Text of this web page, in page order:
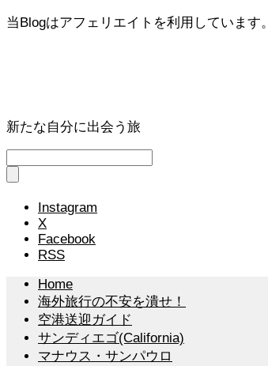
当Blogはアフェリエイトを利用しています。
新たな自分に出会う旅
Instagram
X
Facebook
RSS
Home
海外旅行の不安を潰せ！
空港送迎ガイド
サンディエゴ(California)
マナウス・サンパウロ